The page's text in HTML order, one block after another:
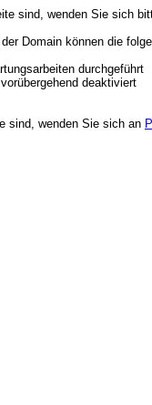
sind, wenden Sie sich
Domain können die
durchgeführt
deaktiviert
sind, wenden Sie sich an